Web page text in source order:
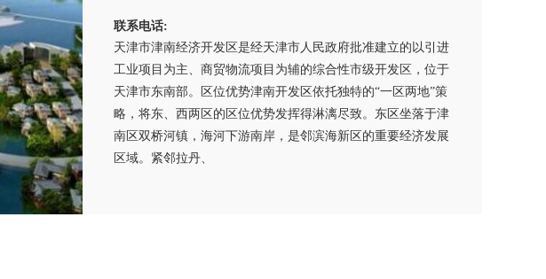
联系电话:
天津市津南经济开发区是经天津市人民政府批准建立的以引进
工业项目为主、商贸物流项目为辅的综合性市级开发区，位于
天津市东南部。区位优势津南开发区依托独特的“一区两地”策
略，将东、西两区的区位优势发挥得淋漓尽致。东区坐落于津
南区双桥河镇，海河下游南岸，是邻滨海新区的重要经济发展
区域。紧邻拉丹、